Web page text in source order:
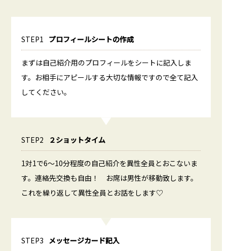
STEP1 プロフィールシートの作成
まずは自己紹介用のプロフィールをシートに記入しま
す。お相手にアピールする大切な情報ですので全て記入
してください。
STEP2 ２ショットタイム
1対1で6～10分程度の自己紹介を異性全員とおこないま
す。連絡先交換も自由！ お席は男性が移動致します。
これを繰り返して異性全員とお話をします♡
STEP3 メッセージカード記入